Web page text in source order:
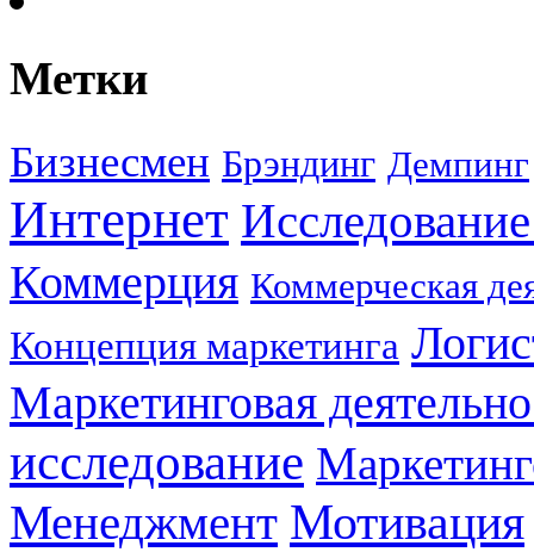
Метки
Бизнесмен Брэндинг Демпинг
Интернет
Коммерция Коммерческая
Концепция маркетинга
Маркетинговая
исследование
Менеджмент Мотивация